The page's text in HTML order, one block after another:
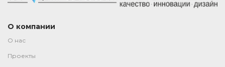
О компании
О нас
Проекты